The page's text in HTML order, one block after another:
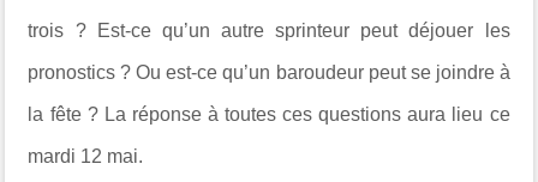
trois ? Est-ce qu’un autre sprinteur peut déjouer les
pronostics ? Ou est-ce qu’un baroudeur peut se joindre à
la fête ? La réponse à toutes ces questions aura lieu ce
mardi 12 mai.